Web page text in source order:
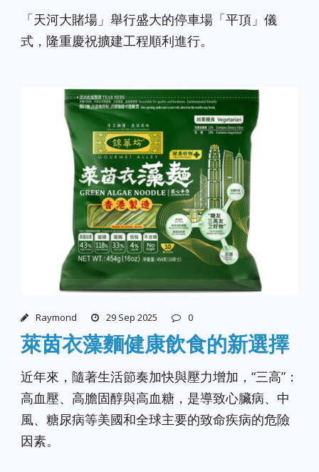
「天河大賭場」舉行盛大的停車場「平頂」儀
式，隆重慶祝擴建工程順利進行。
Raymond 29 Sep 2025 0
萊茵衣藻麵健康飲食的新選擇
近年來，隨著生活節奏加快與壓力增加，“三高”：
高血壓、高膽固醇與高血糖，是導致心臟病、中
風、糖尿病等美國和全球主要的致命疾病的危險
因素。